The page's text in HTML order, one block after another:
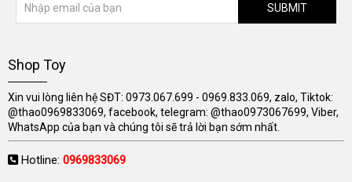
SUBMIT
Shop Toy
Xin vui lòng liên hệ SĐT: 0973.067.699 - 0969.833.069, zalo, Tiktok:
@thao0969833069, facebook, telegram: @thao0973067699, Viber,
WhatsApp của bạn và chúng tôi sẽ trả lời bạn sớm nhất.
Hotline: 0969833069